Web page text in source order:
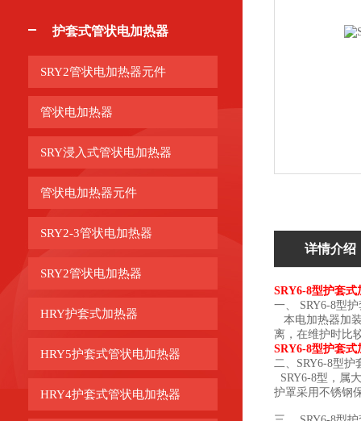
护套式管状电加热器
SRY2管状电加热器元件
管状电加热器
SRY浸入式管状电加热器
管状电加热器元件
SRY2-3管状电加热器
SRY2管状电加热器
HRY护套式加热器
HRY5护套式管状电加热器
HRY4护套式管状电加热器
详情介绍
SRY6-8型护套
一、 SRY6-8型
本电加热器加
离，在维护时比
SRY6-8型护套
二、SRY6-8型护
SRY6-8型，属
护罩采用不锈钢